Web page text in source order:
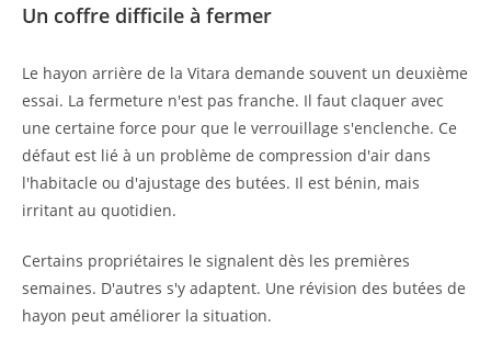
Un coffre difficile à fermer
Le hayon arrière de la Vitara demande souvent un deuxième
essai. La fermeture n'est pas franche. Il faut claquer avec
une certaine force pour que le verrouillage s'enclenche. Ce
défaut est lié à un problème de compression d'air dans
l'habitacle ou d'ajustage des butées. Il est bénin, mais
irritant au quotidien.
Certains propriétaires le signalent dès les premières
semaines. D'autres s'y adaptent. Une révision des butées de
hayon peut améliorer la situation.